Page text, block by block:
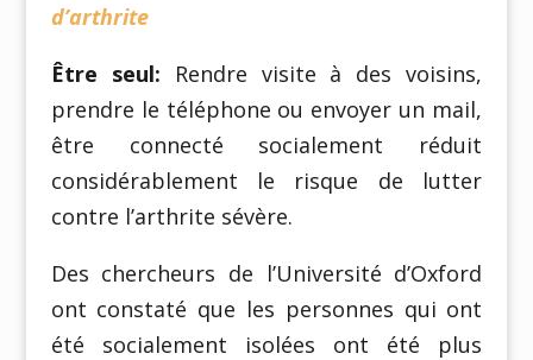
d’arthrite
Être seul: Rendre visite à des voisins,
prendre le téléphone ou envoyer un mail,
être connecté socialement réduit
considérablement le risque de lutter
contre l’arthrite sévère.
Des chercheurs de l’Université d’Oxford
ont constaté que les personnes qui ont
été socialement isolées ont été plus